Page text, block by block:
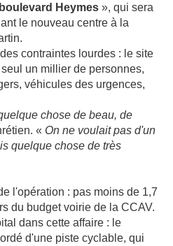
boulevard Heymes », qui sera
le nouveau centre à la
contraintes lourdes : le site
un millier de personnes,
véhicules des urgences,
chose de beau, de
« On ne voulait pas d'un
quelque chose de très
l'opération : pas moins de 1,7
du budget voirie de la CCAV.
dans cette affaire : le
d'une piste cyclable, qui